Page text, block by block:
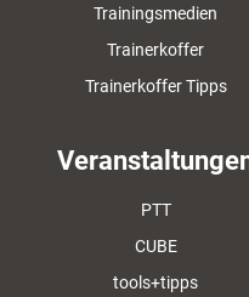
Trainingsmedien
Trainerkoffer
Trainerkoffer Tipps
PTT
CUBE
tools+tipps